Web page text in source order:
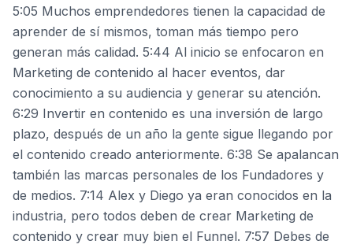
5:05 Muchos emprendedores tienen la capacidad de
aprender de sí mismos, toman más tiempo pero
generan más calidad. 5:44 Al inicio se enfocaron en
Marketing de contenido al hacer eventos, dar
conocimiento a su audiencia y generar su atención.
6:29 Invertir en contenido es una inversión de largo
plazo, después de un año la gente sigue llegando por
el contenido creado anteriormente. 6:38 Se apalancan
también las marcas personales de los Fundadores y
de medios. 7:14 Alex y Diego ya eran conocidos en la
industria, pero todos deben de crear Marketing de
contenido y crear muy bien el Funnel. 7:57 Debes de